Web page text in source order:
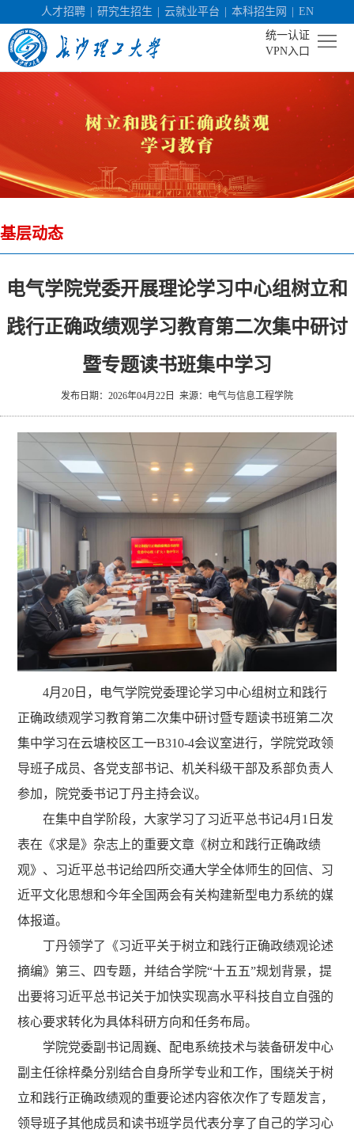
人才招聘 研究生招生 云就业平台 本科招生网
EN
统一认证
VPN入口
概
况
构
设
人
才
社
化
就
理
基层动态
电气学院党委开展理论学习中心组树立和
践行正确政绩观学习教育第二次集中研讨
暨专题读书班集中学习
发布日期：2026年04月22日 来源：电气与信息工程学院
4月20日，电气学院党委理论学习中心组树立和践行
正确政绩观学习教育第二次集中研讨暨专题读书班第二次
集中学习在云塘校区工一B310-4会议室进行，学院党政领
导班子成员、各党支部书记、机关科级干部及系部负责人
参加，院党委书记丁丹主持会议。
在集中自学阶段，大家学习了习近平总书记4月1日发
表在《求是》杂志上的重要文章《树立和践行正确政绩
观》、习近平总书记给四所交通大学全体师生的回信、习
近平文化思想和今年全国两会有关构建新型电力系统的媒
体报道。
丁丹领学了《习近平关于树立和践行正确政绩观论述
摘编》第三、四专题，并结合学院“十五五”规划 背景，提
出要将习近平总书记关于‌加快实现高水平科技自立自强‌的
核心要求转化为具体科研方向和任务布局。
学院党委副书记周巍、配电系统技术与装备研发中心
副主任徐梓桑分别结合自身所学专业和工作，围绕关于树
立和践行正确政绩观的重要论述内容依次作了专题发言，
领导班子其他成员和读书班学员代表分享了自己的学习心